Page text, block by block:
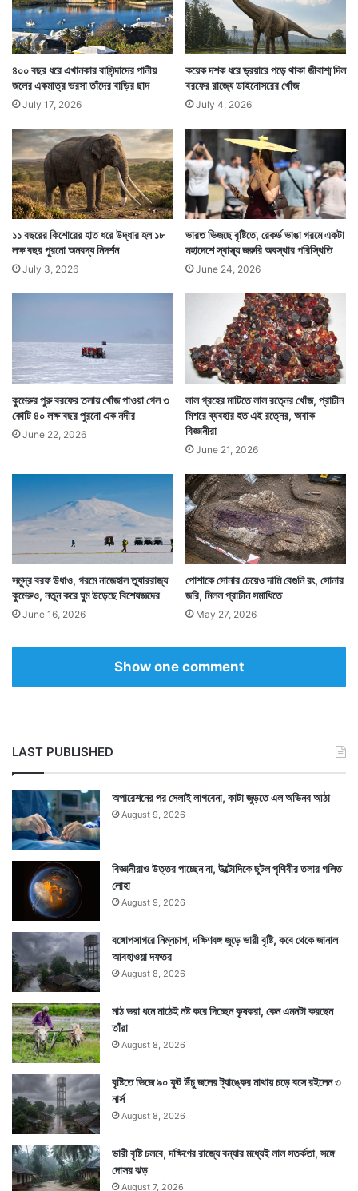
এখানে যখন গ্রীষ্মকাল তখন অনেক পর্যটক হাজির হন জাহাজে
চেপে। তাঁরাই এখানে মূলত চিঠির উৎস। তাঁরা কেনাকাটা কিছু
করতে চাইলে এখানে রয়েছে একটি দোকানও। সেই দোকানও চালনা
যেহেতু এটা কেবল ব্রিটেনের নাগরিকদের জন্য চাকরি তাই গোটা
বিশ্বের তা নিয়ে মাথাব্যথা নেই। তা সত্ত্বেও এই কাজ নিয়ে
বিশ্বজুড়ে চর্চার কারণ এর অভিনব সব শর্ত।
Tags Antarctica
৪০০ বছর ধরে এখানকার বাসিন্দাদের পানীয়
জলের একমাত্র ভরসা তাঁদের বাড়ির ছাদ
July 17, 2026
কয়েক দশক ধরে ড্রয়ারে পড়ে থাকা জীবাশ্ম দিল
বরফের রাজ্যে ডাইনোসরের খোঁজ
July 4, 2026
১১ বছরের কিশোরের হাত ধরে উদ্ধার হল ১৮
লক্ষ বছর পুরনো অনবদ্য নিদর্শন
July 3, 2026
ভারত ভিজছে বৃষ্টিতে, রেকর্ড ভাঙা গরমে একটা
মহাদেশে স্বাস্থ্য জরুরি অবস্থার পরিস্থিতি
June 24, 2026
কুমেরুর পুরু বরফের তলায় খোঁজ পাওয়া গেল ৩
কোটি ৪০ লক্ষ বছর পুরনো এক নদীর
June 22, 2026
লাল গ্রহের মাটিতে লাল রত্নের খোঁজ, প্রাচীন
মিশরে ব্যবহার হত এই রত্নের, অবাক
বিজ্ঞানীরা
June 21, 2026
সমুদ্র বরফ উধাও, গরমে নাজেহাল তুষাররাজ্য
কুমেরুও, নতুন করে ঘুম উড়েছে বিশেষজ্ঞদের
June 16, 2026
পোশাকে সোনার চেয়েও দামি বেগুনি রং, সোনার
জরি, মিলল প্রাচীন সমাধিতে
May 27, 2026
Show one comment
LAST PUBLISHED
অপারেশনের পর সেলাই লাগবেনা, কাটা জুড়তে এল অভিনব আঠা
August 9, 2026
বিজ্ঞানীরাও উত্তর পাচ্ছেন না, উল্টোদিকে ছুটল পৃথিবীর তলার গলিত
লোহা
August 9, 2026
বঙ্গোপসাগরে নিম্নচাপ, দক্ষিণবঙ্গ জুড়ে ভারী বৃষ্টি, কবে থেকে জানাল
আবহাওয়া দফতর
August 8, 2026
মাঠ ভরা ধনে মাঠেই নষ্ট করে দিচ্ছেন কৃষকরা, কেন এমনটা করছেন
তাঁরা
August 8, 2026
বৃষ্টিতে ভিজে ৯০ ফুট উঁচু জলের ট্যাঙ্কের মাথায় চড়ে বসে রইলেন ৩
নার্স
August 8, 2026
ভারী বৃষ্টি চলবে, দক্ষিণের রাজ্যে বন্যার মধ্যেই লাল সতর্কতা, সঙ্গে
দোসর ঝড়
August 7, 2026